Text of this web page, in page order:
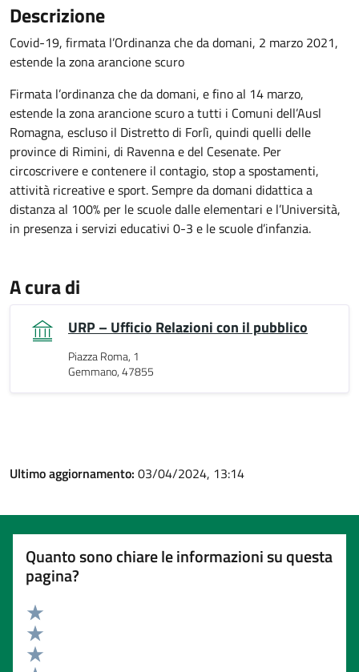
Descrizione
Covid-19, firmata l’Ordinanza che da domani, 2 marzo 2021,
estende la zona arancione scuro
Firmata l’ordinanza che da domani, e fino al 14 marzo,
estende la zona arancione scuro a tutti i Comuni dell’Ausl
Romagna, escluso il Distretto di Forlì, quindi quelli delle
province di Rimini, di Ravenna e del Cesenate. Per
circoscrivere e contenere il contagio, stop a spostamenti,
attività ricreative e sport. Sempre da domani didattica a
distanza al 100% per le scuole dalle elementari e l’Università,
in presenza i servizi educativi 0-3 e le scuole d’infanzia.
A cura di
URP – Ufficio Relazioni con il pubblico
Piazza Roma, 1
Gemmano, 47855
Ultimo aggiornamento: 03/04/2024, 13:14
Quanto sono chiare le informazioni su questa
pagina?
Valuta 5 stelle su 5
Valuta 4 stelle su 5